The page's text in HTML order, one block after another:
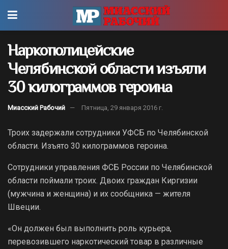
Наркополицейские
Челябинской области изъяли
30 килограммов героина
Миасский Рабочий Пятница, 29 января 2016 г.
Троих задержали сотрудники УФСБ по Челябинской
области. Изъято 30 килограммов героина.
Сотрудники управления ФСБ России по Челябинской
области поймали троих. Двоих граждан Киргизии
(мужчина и женщина) и их сообщника — жителя
Швеции.
«Он должен был выполнить роль курьера,
перевозившего наркотический товар в различные